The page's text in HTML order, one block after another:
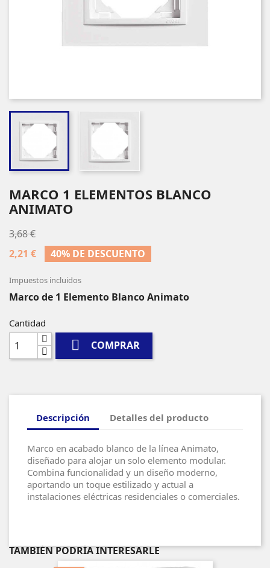
MARCO 1 ELEMENTOS BLANCO
ANIMATO
3,68 €
2,21 €
40% DE DESCUENTO
Impuestos incluidos
Marco de 1 Elemento Blanco Animato
Cantidad
 COMPRAR
Descripción Detalles del producto
Marco en acabado blanco de la línea Animato,
diseñado para alojar un solo elemento modular.
Combina funcionalidad y un diseño moderno,
aportando un toque estilizado y actual a
instalaciones eléctricas residenciales o comerciales.
TAMBIÉN PODRÍA INTERESARLE